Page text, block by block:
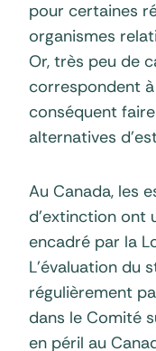
pour certaines
organismes
Or, très peu de
correspondent
conséquent
alternatives
Au Canada, les
d’extinction
encadré par la
L’évaluation du
régulièrement
dans le Comité
en péril au